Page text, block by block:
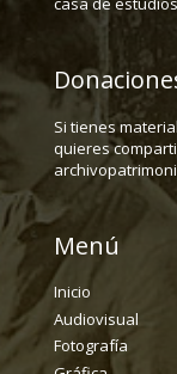
Si tienes
quieres
Menú
Inicio
Audiovisual
Fotografía